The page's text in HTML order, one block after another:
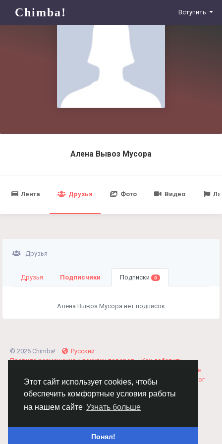
Этот сайт использует cookies, чтобы
обеспечить комфортные условия работы
на нашем сайте Узнать больше
Понял!
Chimba! Вступить
Алена Вывоз Мусора
Лента Друзья Фото Видео
Друзья
Друзья Подписчики Подписки 0
Алена Вывоз Мусора нет подписок
© 2026 Chimba!
Русский
Правила размещения и покупки товаров
Как добавить
Соглашение
Политика Конфиденциальности
Свяжитесь с нами Каталог